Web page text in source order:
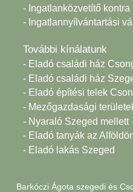
- Ingatlanközvetítő
- Ingatlannyílvántartási
További kínálatunk
- Eladó családi ház
- Eladó családi ház
- Eladó építési telek
- Mezőgazdasági
- Nyaraló Szeged mellett
- Eladó tanyák az
- Eladó lakás Szeged
Barkóczi Ágota szegedi és